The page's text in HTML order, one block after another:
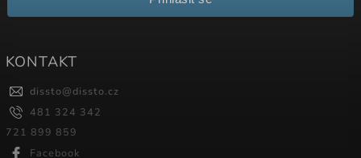
KONTAKT
dissto@dissto.cz
481 324 342
721 899 859
Facebook